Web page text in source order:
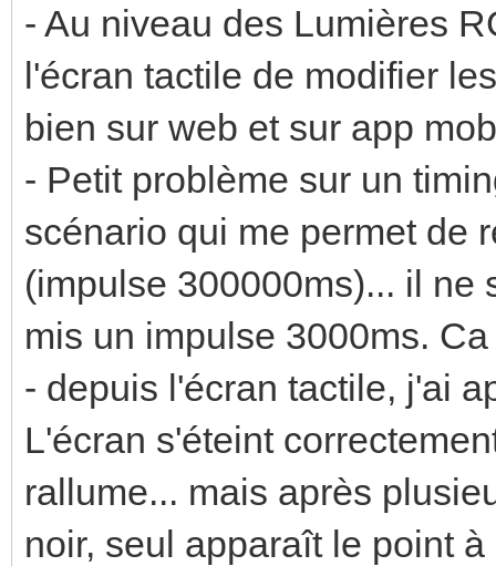
- Au niveau des Lumières
l'écran tactile de modifier
bien sur web et sur app
- Petit problème sur un
scénario qui me permet de
(impulse 300000ms)... il ne
mis un impulse 3000ms.
- depuis l'écran tactile, j'ai
L'écran s'éteint
rallume... mais après
noir, seul apparaît le point